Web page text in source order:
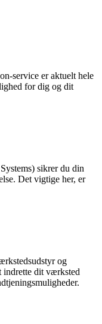
service er aktuelt hele
for dig og dit
sikrer du din
Det vigtige her, er
og
dit værksted